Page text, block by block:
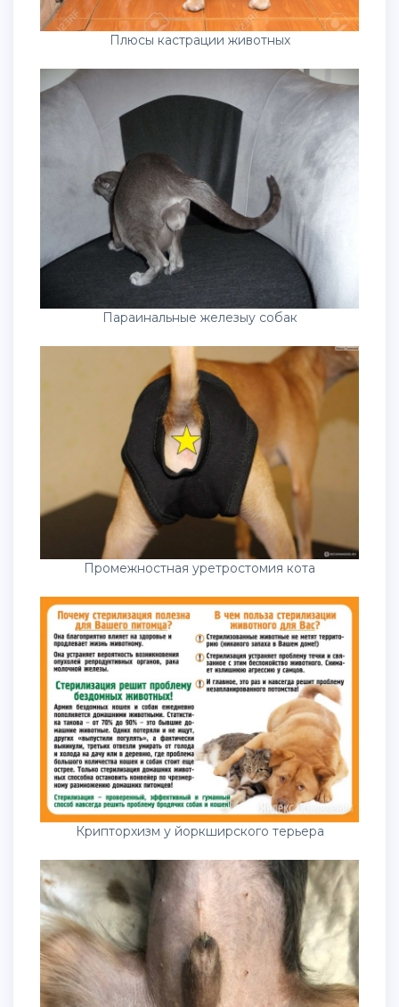
Плюсы кастрации животных
Параинальные железыу собак
Промежностная уретростомия кота
Крипторхизм у йоркширского терьера